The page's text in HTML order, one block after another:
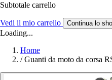
Subtotale carrello
Vedi il mio carrello Continua lo
Loading...
Home
/ Guanti da moto da corsa